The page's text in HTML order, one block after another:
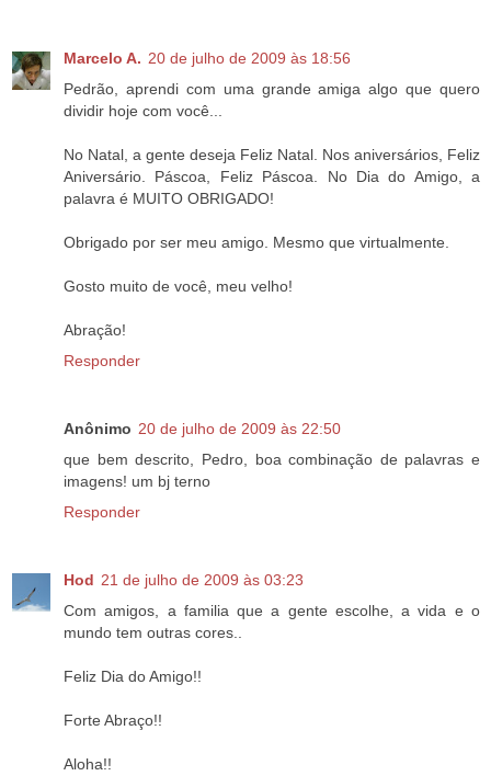
Marcelo A. 20 de julho de 2009 às 18:56
Pedrão, aprendi com uma grande amiga algo que quero
dividir hoje com você...
No Natal, a gente deseja Feliz Natal. Nos aniversários, Feliz
Aniversário. Páscoa, Feliz Páscoa. No Dia do Amigo, a
palavra é MUITO OBRIGADO!
Obrigado por ser meu amigo. Mesmo que virtualmente.
Gosto muito de você, meu velho!
Abração!
Responder
Anônimo 20 de julho de 2009 às 22:50
que bem descrito, Pedro, boa combinação de palavras e
imagens! um bj terno
Responder
Hod 21 de julho de 2009 às 03:23
Com amigos, a familia que a gente escolhe, a vida e o
mundo tem outras cores..
Feliz Dia do Amigo!!
Forte Abraço!!
Aloha!!